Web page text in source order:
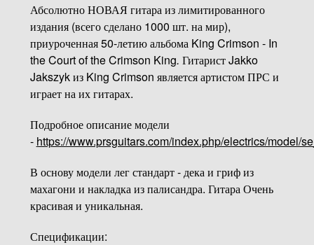
Абсолютно НОВАЯ гитара из лимитированного
издания (всего сделано 1000 шт. на мир),
приуроченная 50-летию альбома King Crimson - In
the Court of the Crimson King. Гитарист Jakko
Jakszyk из King Crimson является артистом ПРС и
играет на их гитарах.
Подробное описание модели
- https://www.prsguitars.com/index.php/electrics/model/
В основу модели лег стандарт - дека и гриф из
махагони и накладка из палисандра. Гитара Очень
красивая и уникальная.
Спецификации: